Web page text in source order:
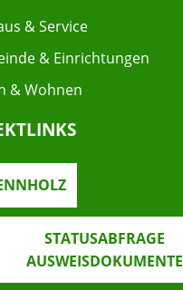
& Service
& Einrichtungen
& Wohnen
STATUSABFRAGE
AUSWEISDOKUMENTE